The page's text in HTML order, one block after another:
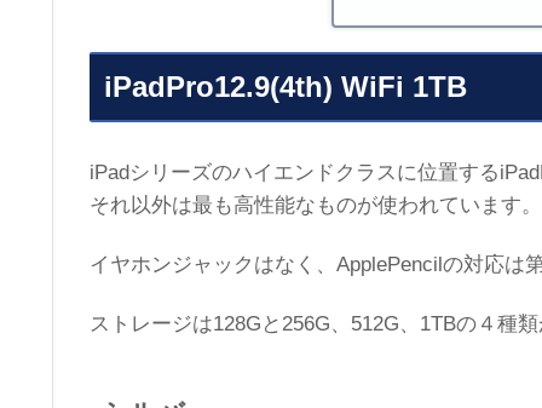
iPadPro12.9(4th) WiFi 1TB
iPadシリーズのハイエンドクラスに位置する
それ以外は最も高性能なものが使われています
イヤホンジャックはなく、ApplePencilの対応は
ストレージは128Gと256G、512G、1TBの４種